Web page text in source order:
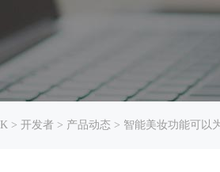
> 开发者 > 产品动态 > 智能美妆功能可以